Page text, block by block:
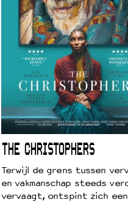
THE CHRISTOPHERS
Terwijl de grens tussen
en vakmanschap steeds
vervaagt, ontspint zich een